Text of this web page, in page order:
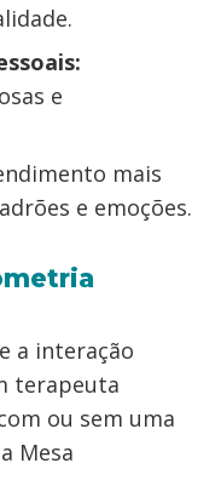
e
mais
e emoções.
a interação
terapeuta
ou sem uma
Mesa